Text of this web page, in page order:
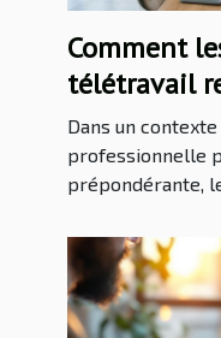
Comment
télétravail
PME ?
Dans un
professionnelle
prépondérante,